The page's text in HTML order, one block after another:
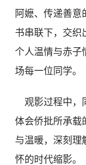
阿嬷、传递善
书串联下，交织
个人温情与赤子
场每一位同学。
观影过程中，
体会侨批所承载
与温暖，深刻理
怀的时代缩影。